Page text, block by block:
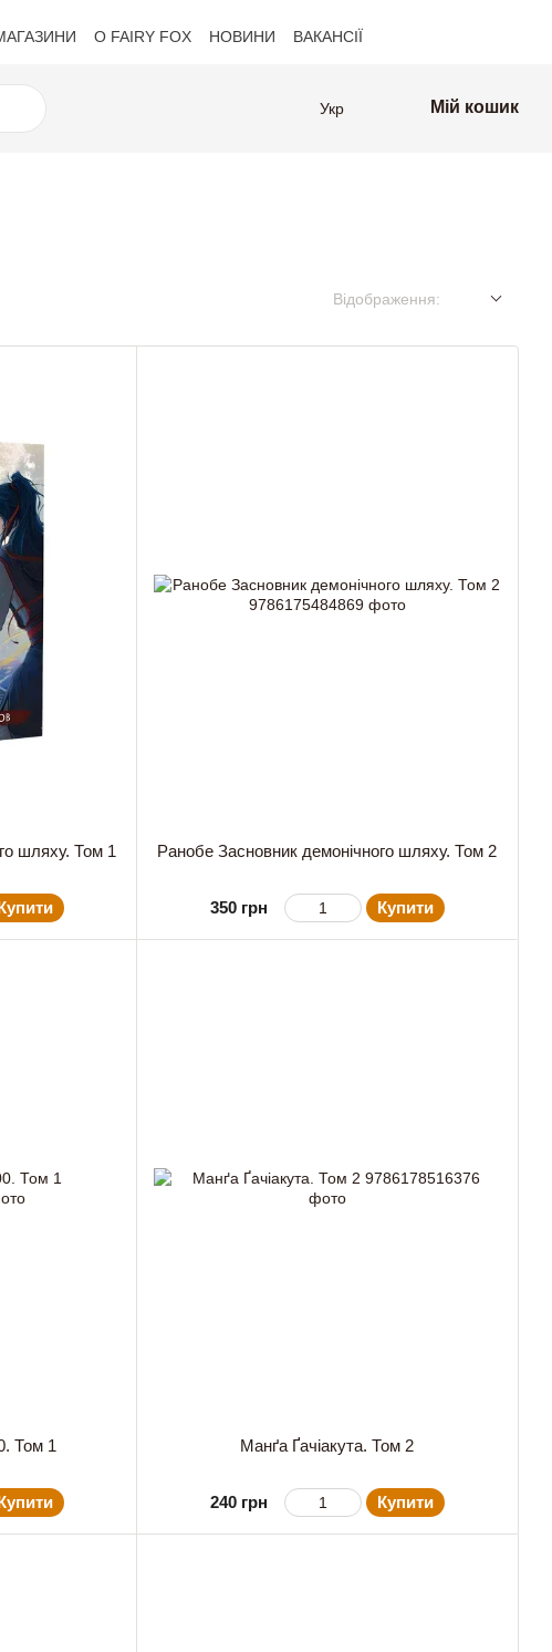
О FAIRY FOX НОВИНИ
ВАКАНСІЇ
Укр Мій кошик
Відображення:
шляху. Том 1 Ранобе Засновник демонічного шляху. Том 2
350 грн Купити
Том 1 Манґа Ґачіакута. Том 2
240 грн Купити